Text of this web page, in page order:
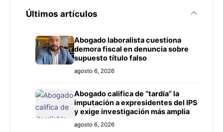
Últimos artículos
Abogado laboralista cuestiona
demora fiscal en denuncia sobre
supuesto título falso
agosto 6, 2026
Abogado califica de “tardía” la
imputación a expresidentes del IPS
y exige investigación más amplia
agosto 6, 2026